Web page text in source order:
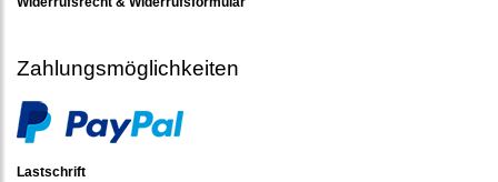
Zahlungsmöglichkeiten
Lastschrift